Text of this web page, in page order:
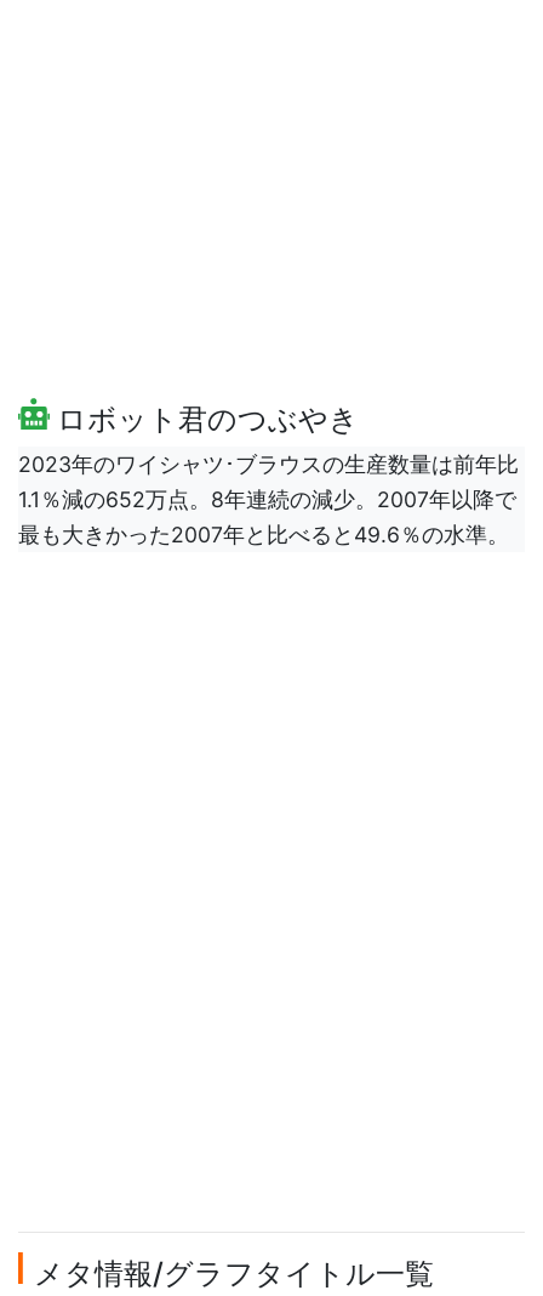
ロボット君のつぶやき
2023年のワイシャツ･ブラウスの生産数量は前年比
1.1％減の652万点。8年連続の減少。2007年以降で
最も大きかった2007年と比べると49.6％の水準。
メタ情報/グラフタイトル一覧